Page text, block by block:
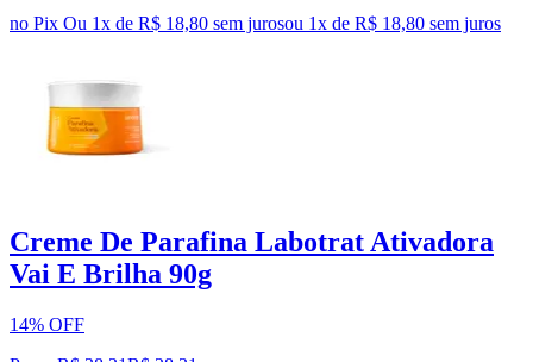
no Pix Ou 1x de R$ 18,80 sem jurosou 1x de R$ 18,80 sem juros
Creme De Parafina Labotrat Ativadora
Vai E Brilha 90g
14% OFF